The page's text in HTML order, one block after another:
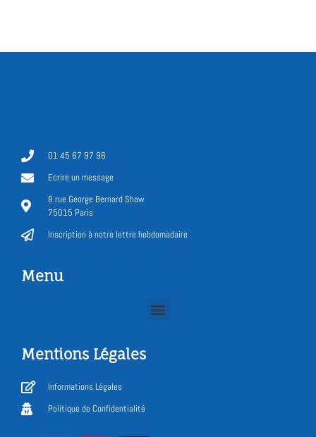
01 45 67 97 96
Ecrire un message
8 rue George Bernard Shaw
75015 Paris
Inscription à notre lettre hebdomadaire
Menu
Mentions Légales
Informations Légales
Politique de Confidentialité